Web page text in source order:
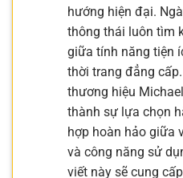
hướng hiện đại.
thông thái luôn tìm
giữa tính năng tiện
thời trang đẳng
thương hiệu
thành sự lựa chọn
hợp hoàn hảo giữa
và công năng sử
viết này sẽ cung